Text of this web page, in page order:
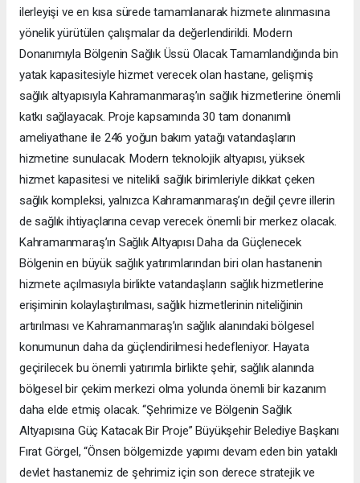
ilerleyişi ve en kısa sürede tamamlanarak hizmete alınmasına
yönelik yürütülen çalışmalar da değerlendirildi. Modern
Donanımıyla Bölgenin Sağlık Üssü Olacak Tamamlandığında bin
yatak kapasitesiyle hizmet verecek olan hastane, gelişmiş
sağlık altyapısıyla Kahramanmaraş’ın sağlık hizmetlerine önemli
katkı sağlayacak. Proje kapsamında 30 tam donanımlı
ameliyathane ile 246 yoğun bakım yatağı vatandaşların
hizmetine sunulacak. Modern teknolojik altyapısı, yüksek
hizmet kapasitesi ve nitelikli sağlık birimleriyle dikkat çeken
sağlık kompleksi, yalnızca Kahramanmaraş’ın değil çevre illerin
de sağlık ihtiyaçlarına cevap verecek önemli bir merkez olacak.
Kahramanmaraş’ın Sağlık Altyapısı Daha da Güçlenecek
Bölgenin en büyük sağlık yatırımlarından biri olan hastanenin
hizmete açılmasıyla birlikte vatandaşların sağlık hizmetlerine
erişiminin kolaylaştırılması, sağlık hizmetlerinin niteliğinin
artırılması ve Kahramanmaraş’ın sağlık alanındaki bölgesel
konumunun daha da güçlendirilmesi hedefleniyor. Hayata
geçirilecek bu önemli yatırımla birlikte şehir, sağlık alanında
bölgesel bir çekim merkezi olma yolunda önemli bir kazanım
daha elde etmiş olacak. “Şehrimize ve Bölgenin Sağlık
Altyapısına Güç Katacak Bir Proje” Büyükşehir Belediye Başkanı
Fırat Görgel, “Önsen bölgemizde yapımı devam eden bin yataklı
devlet hastanemiz de şehrimiz için son derece stratejik ve